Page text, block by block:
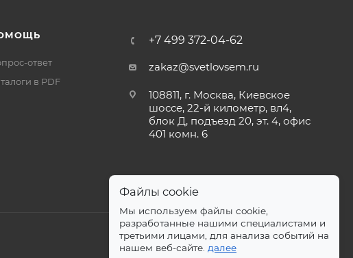
ответ
в PDF
+7 499 372-04-62
zakaz@svetlovsem.ru
108811, г. Москва, Киевское
шоссе, 22-й километр, вл4,
блок Д, подъезд 20, эт. 4, офис
401 комн. 6
Файлы cookie
Мы используем файлы cookie,
разработанные нашими специалистами и
третьими лицами, для анализа событий на
нашем веб-сайте. далее